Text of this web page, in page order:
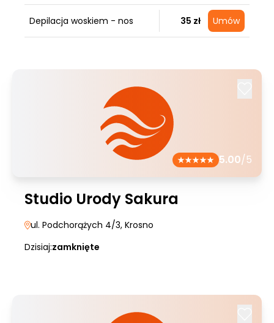
Depilacja woskiem - nos 35 zł Umów
5.00/5
Studio Urody Sakura
ul. Podchorążych 4/3, Krosno
Dzisiaj:zamknięte